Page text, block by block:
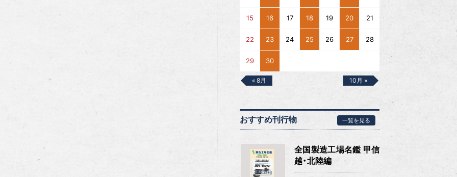
15 16 17 18 19 20 21
22 23 24 25 26 27 28
29 30
« 8月 10月 »
おすすめ刊行物 一覧を見る
全国製造工場名鑑 甲信
越・北陸編